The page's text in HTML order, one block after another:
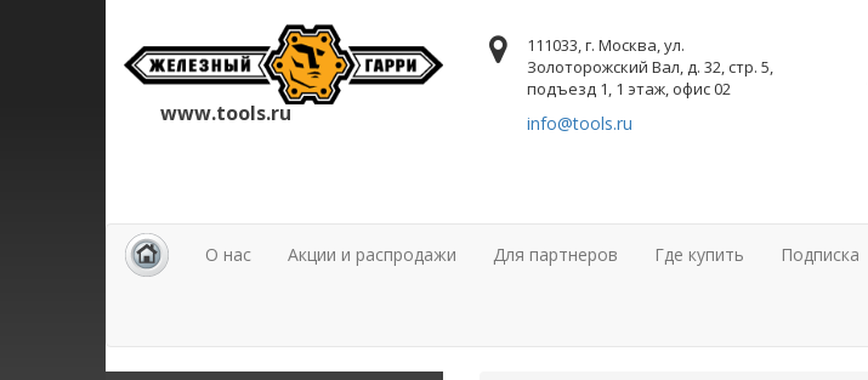
www.tools.ru
111033, г. Москва, ул.
Золоторожский Вал, д. 32, стр. 5,
подъезд 1, 1 этаж, офис 02
info@tools.ru
О нас Акции и распродажи Для партнеров Где купить Подписка